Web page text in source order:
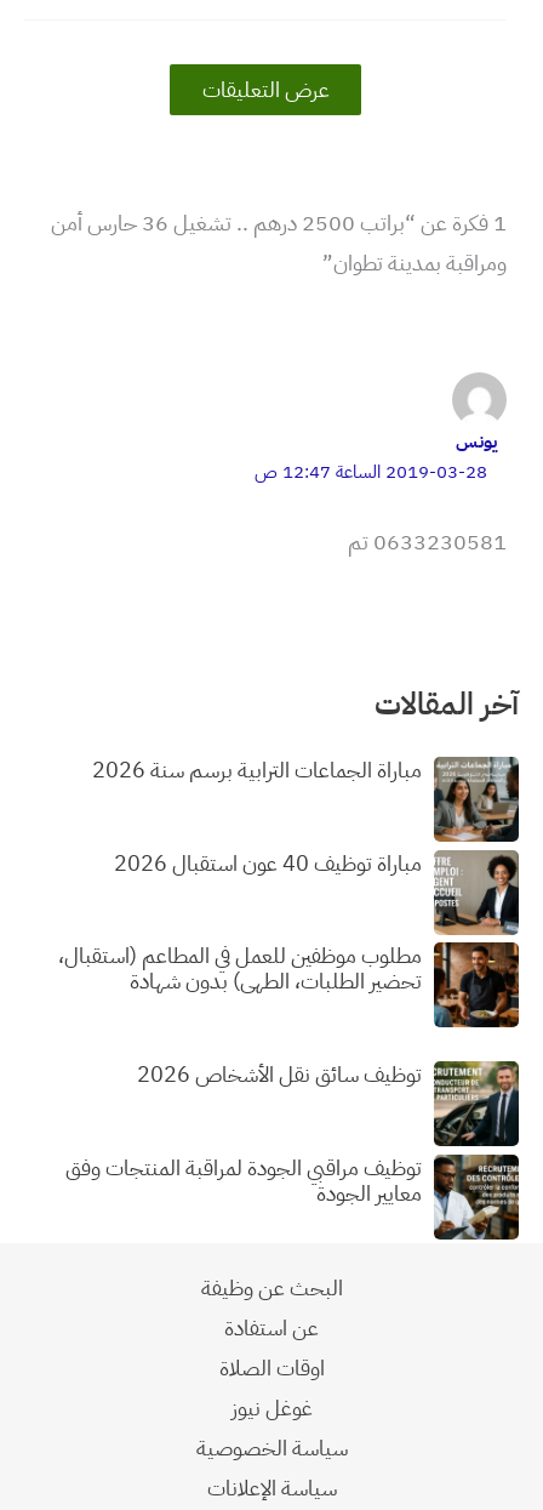
عرض التعليقات
1 فكرة عن “براتب 2500 درهم .. تشغيل 36 حارس أمن
ومراقبة بمدينة تطوان”
يونس
2019-03-28 الساعة 12:47 ص
0633230581 تم
آخر المقالات
مباراة الجماعات الترابية برسم سنة 2026
مباراة توظيف 40 عون استقبال 2026
مطلوب موظفين للعمل في المطاعم (استقبال،
تحضير الطلبات، الطهي) بدون شهادة
توظيف سائق نقل الأشخاص 2026
توظيف مراقبي الجودة لمراقبة المنتجات وفق
معايير الجودة
البحث عن وظيفة
عن استفادة
اوقات الصلاة
غوغل نيوز
سياسة الخصوصية
سياسة الإعلانات